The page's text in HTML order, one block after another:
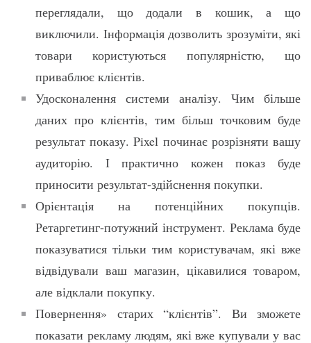
переглядали, що додали в кошик, а що
виключили. Інформація дозволить зрозуміти, які
товари користуються популярністю, що
приваблює клієнтів.
Удосконалення системи аналізу. Чим більше
даних про клієнтів, тим більш точковим буде
результат показу. Pixel починає розрізняти вашу
аудиторію. І практично кожен показ буде
приносити результат-здійснення покупки.
Орієнтація на потенційних покупців.
Ретаргетинг-потужний інструмент. Реклама буде
показуватися тільки тим користувачам, які вже
відвідували ваш магазин, цікавилися товаром,
але відклали покупку.
Повернення» старих “клієнтів”. Ви зможете
показати рекламу людям, які вже купували у вас